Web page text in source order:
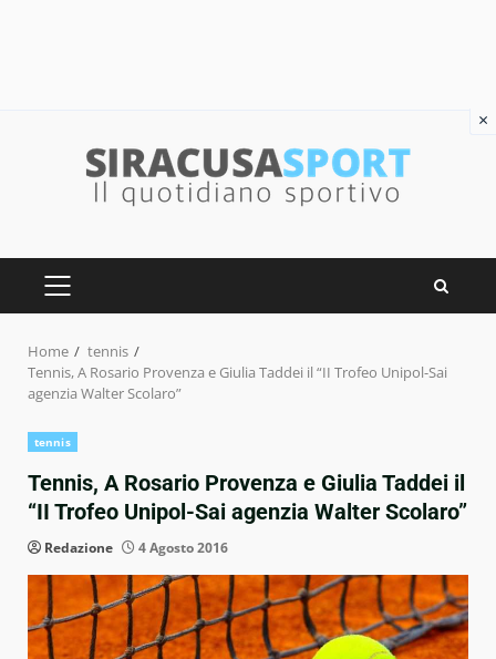
PRIMARY
Home
tennis
Tennis, A Rosario Provenza e Giulia Taddei il “II Trofeo Unipol-Sai
agenzia Walter Scolaro”
tennis
Tennis, A Rosario Provenza e Giulia Taddei il
“II Trofeo Unipol-Sai agenzia Walter Scolaro”
Redazione 4 Agosto 2016
×